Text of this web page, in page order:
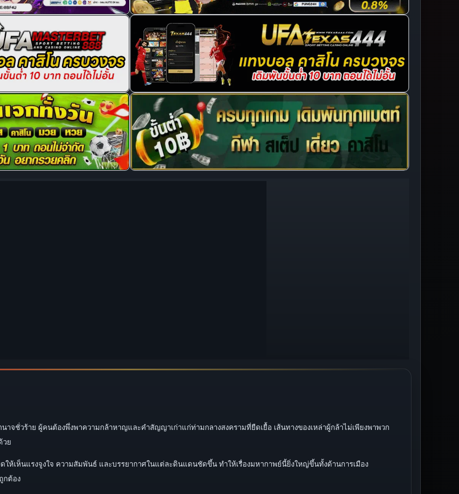
าจชั่วร้าย ผู้คนต้องพึ่งพาความกล้าหาญและคำสัญญาเก่าแก่ท่ามกลางสงครามที่ยืดเยื้อ เส้นทางของเหล่าผู้กล้าไม่เพียงพาพวก
วย
ดให้เห็นแรงจูงใจ ความสัมพันธ์ และบรรยากาศในแต่ละดินแดนชัดขึ้น ทำให้เรื่องมหากาพย์นี้ยิ่งใหญ่ขึ้นทั้งด้านการเมือง
กต้อง